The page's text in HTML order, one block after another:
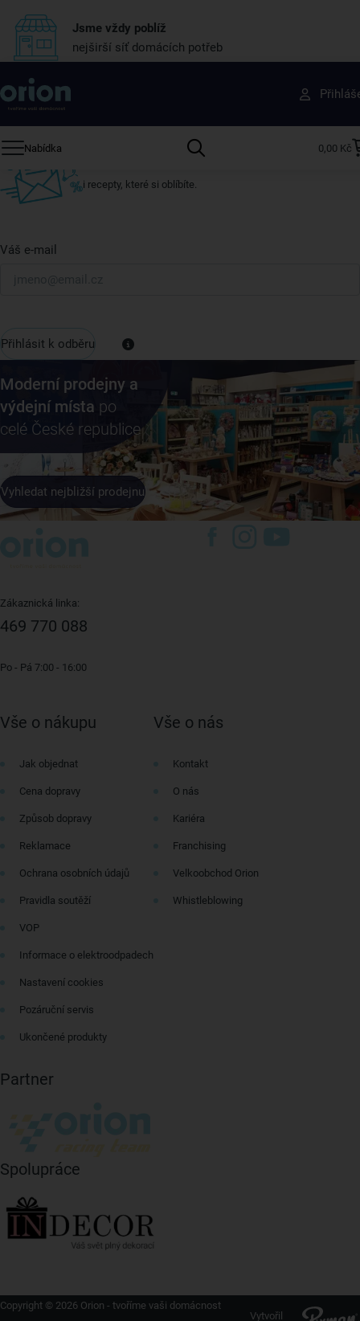
Jsme vždy poblíž
nejširší síť domácích potřeb
Nabídka 0,00 Kč
Získejte rady, recepty a tipy na slevy dřív než
ostatní
Přihlaste se k odběru našeho newsletteru.
i recepty, které si oblíbíte.
Váš e-mail
Přihlásit k odběru
Moderní prodejny a
výdejní místa po
celé České republice
Vyhledat nejbližší prodejnu
Zákaznická linka:
469 770 088
Po - Pá 7:00 - 16:00
Vše o nákupu
Jak objednat
Cena dopravy
Způsob dopravy
Reklamace
Ochrana osobních údajů
Pravidla soutěží
VOP
Informace o elektroodpadech
Nastavení cookies
Pozáruční servis
Ukončené produkty
Vše o nás
Kontakt
O nás
Kariéra
Franchising
Velkoobchod Orion
Whistleblowing
Partner
Spolupráce
Copyright © 2026 Orion - tvoříme vaši domácnost
Vytvořil